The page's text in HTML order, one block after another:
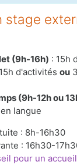
stage
(9h-16h) : 15h
d'activités ou
(9h-12h ou
langue
: 8h-16h30
: 16h30-
pour un